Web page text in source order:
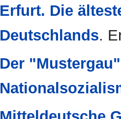
Erfurt. Die
Deutschlands.
Der